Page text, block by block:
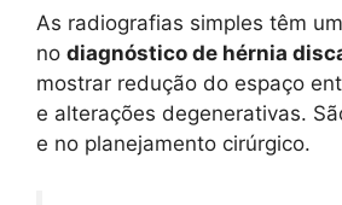
As radiografias simples têm
no diagnóstico de hérnia
mostrar redução do espaço
e alterações degenerativas.
e no planejamento cirúrgico.